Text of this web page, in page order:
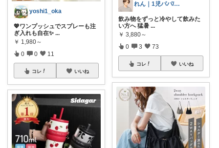
yoshi1_oka
💖ワンプッシュでスプレーも注
ぎ入れも自在✨ ...
￥ 1,980～
0 0 11
コレ いいね
れん｜1児パパ/育児中👶
飲み物をずっと冷やして飲みた
い方へ 猛暑 ...
￥ 3,880～
0 3 73
コレ いいね